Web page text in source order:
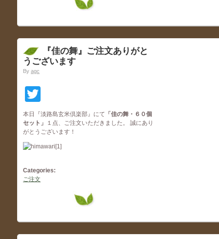
『佳の舞』ご注文ありがと
うございます
By agc
本日『淡路島玄米倶楽部』にて 「佳の舞・６０個
セット 」
１点、ご注文いただきました。 誠にあり
がとうございます！
Categories:
ご注文